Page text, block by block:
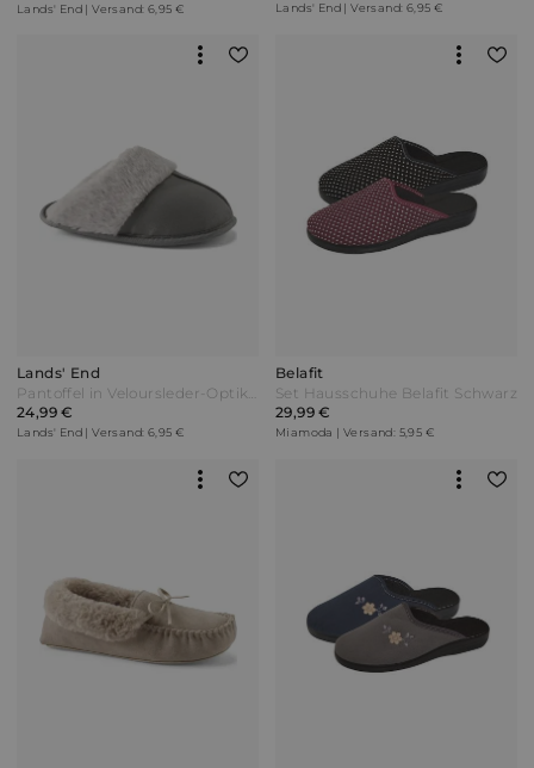
Lands' End | Versand: 6,95 €
Lands' End | Versand: 6,95 €
Lands' End
Pantoffel in Veloursleder-Optik Damen Grau by Lands' End
24,99 €
Lands' End | Versand: 6,95 €
Belafit
Set Hausschuhe Belafit Schwarz
29,99 €
Miamoda | Versand: 5,95 €